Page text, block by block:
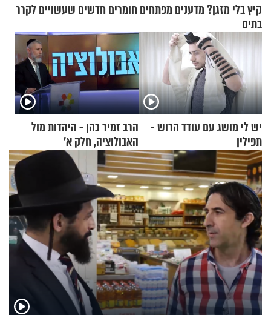
קיץ בלי מזגן? מדענים מפתחים חומרים חדשים שעשויים לקרר
בתים
יש לי מושג עם עודד הרוש -
תפילין
הרב זמיר כהן - היהדות מול
האבולוציה, חלק א’